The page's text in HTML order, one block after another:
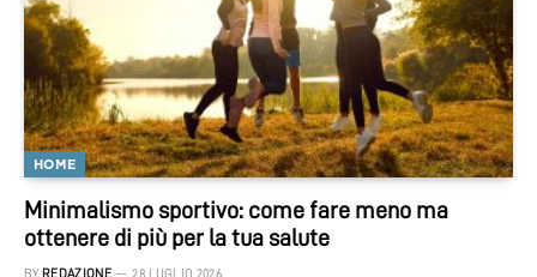
HOME
Minimalismo sportivo: come fare meno ma
ottenere di più per la tua salute